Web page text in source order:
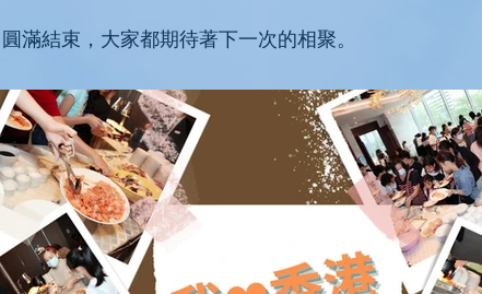
滿結束，大家都期待著下一次的相聚。